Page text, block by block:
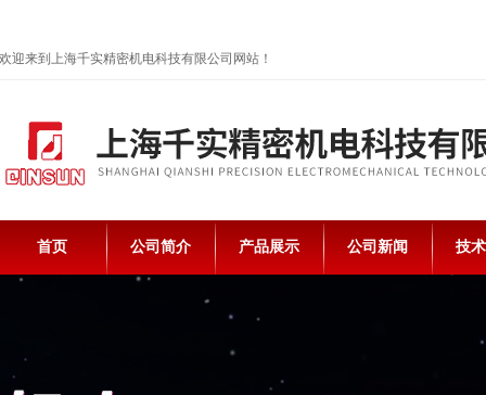
欢迎来到上海千实精密机电科技有限公司网站！
首页 公司简介 产品展示 公司新闻 技